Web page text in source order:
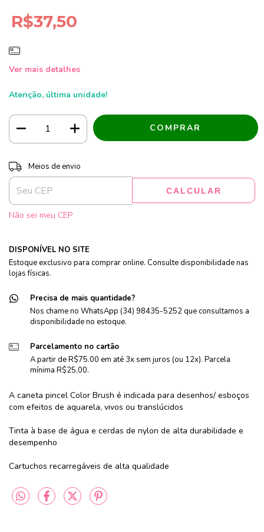
R$37,50
Ver mais detalhes
Atenção, última unidade!
Entregas para o CEP:
Meios de envio
CALCULAR
Não sei meu CEP
DISPONÍVEL NO SITE
Estoque exclusivo para comprar online. Consulte disponibilidade nas
lojas físicas.
Precisa de mais quantidade?
Nos chame no WhatsApp (34) 98435-5252 que consultamos a
disponibilidade no estoque.
Parcelamento no cartão
A partir de R$75.00 em até 3x sem juros (ou 12x). Parcela
mínima R$25,00.
A caneta pincel Color Brush é indicada para desenhos/ esboços
com efeitos de aquarela, vivos ou translúcidos
Tinta à base de água e cerdas de nylon de alta durabilidade e
desempenho
Cartuchos recarregáveis de alta qualidade